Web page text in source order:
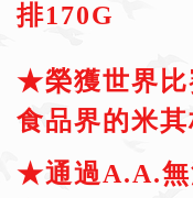
排170G
★榮獲世界比
食品界的米其
★通過A.A.